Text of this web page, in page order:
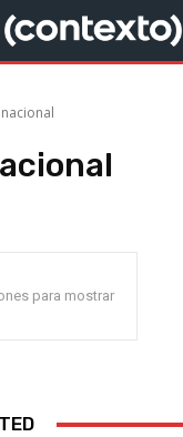
nacional
para mostrar